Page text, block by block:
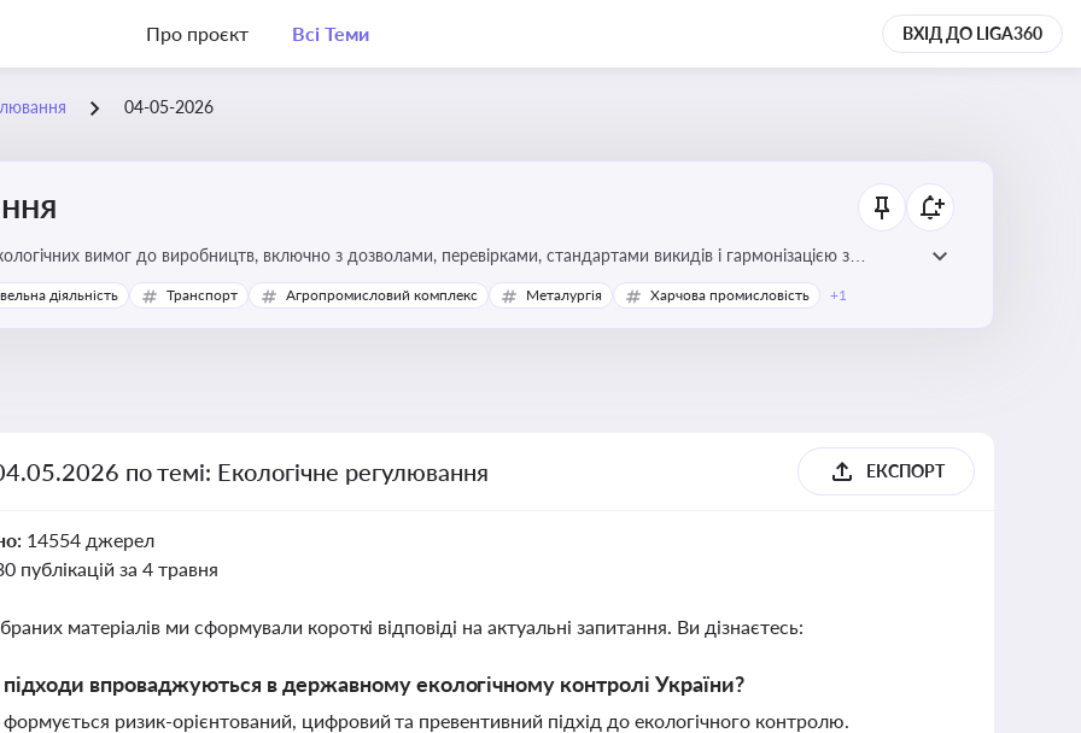
Про проєкт Всі Теми ВХІД ДО LIGA360
04-05-2026
вимог до виробництв, включно з дозволами, перевірками, стандартами викидів і гармонізацією з
діяльність Транспорт Агропромисловий комплекс Металургія Харчова промисловість +1
по темі: Екологічне регулювання ЕКСПОРТ
14554 джерел
публікацій за 4 травня
матеріалів ми сформували короткі відповіді на актуальні запитання. Ви дізнаєтесь:
підходи впроваджуються в державному екологічному контролі України?
формується ризик-орієнтований, цифровий та превентивний підхід до екологічного контролю.